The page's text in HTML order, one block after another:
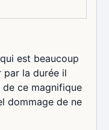
est beaucoup
par la durée il
ce magnifique
dommage de ne